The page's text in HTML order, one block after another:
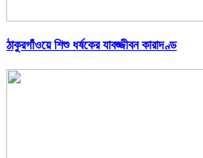
ঠাকুরগাঁওয়ে শিশু ধর্ষকের যাবজ্জীবন কারাদণ্ড